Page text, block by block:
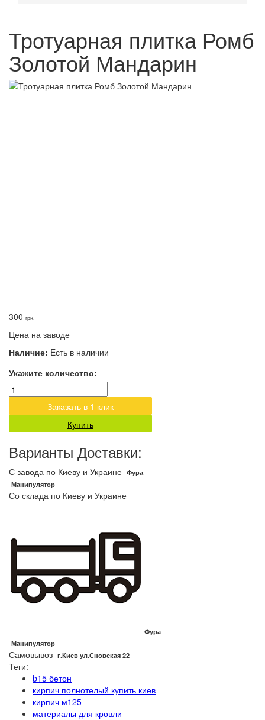
Тротуарная плитка Ромб
Золотой Мандарин
300 грн.
Цена на заводе
Наличие: Eсть в наличии
Укажите количество:
Заказать в 1 клик
Купить
Варианты Доставки:
С завода по Киеву и Украине Фура
Манипулятор
Со склада по Киеву и Украине
Фура
Манипулятор
Самовывоз г.Киев ул.Сновская 22
Теги:
b15 бетон
кирпич полнотелый купить киев
кирпич м125
материалы для кровли